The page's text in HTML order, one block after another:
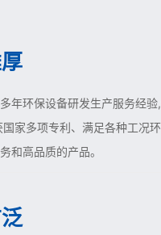
年环保设备研发生产服务经
家多项专利、满足各种工况
和高品质的产品。